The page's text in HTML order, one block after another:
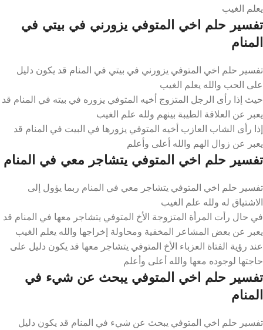
يعلم الغيب
تفسير حلم اخي المتوفي يزورني في بيتي في
المنام
تفسير حلم اخي المتوفي يزورني في بيتي في المنام قد يكون دليل
على الحب والله يعلم الغيب
حيث إذا رأى الرجل المتزوج أخيه المتوفي يزوره في بيته في المنام قد
يعبر عن العلاقة الطيبة بينهم ولله علم الغيب
إذا رأى الشاب العازب أخيه المتوفي يزورها في البيت في المنام قد
يعبر عن زوال الهم والله أعلى وأعلم
تفسير حلم اخي المتوفي يتشاجر معي في المنام
تفسير حلم اخي المتوفي يتشاجر معي في المنام ربما يؤول إلى
الاشتياق له ولله علم الغيب
في حال رأت المرأة المتزوجة الأخ المتوفي يتشاجر معها في المنام قد
يعبر عن بعض المشاعر المخفية ومحاولة إخراجها والله يعلم الغيب
عند رؤية الفتاة العزباء الأخ المتوفي يتشاجر معها قد يكون دليل على
حاجتها لوجوده معها والله أعلى وأعلم
تفسير حلم اخي المتوفي يبحث عن شيء في
المنام
تفسير حلم اخي المتوفي يبحث عن شيء في المنام قد يكون دليل